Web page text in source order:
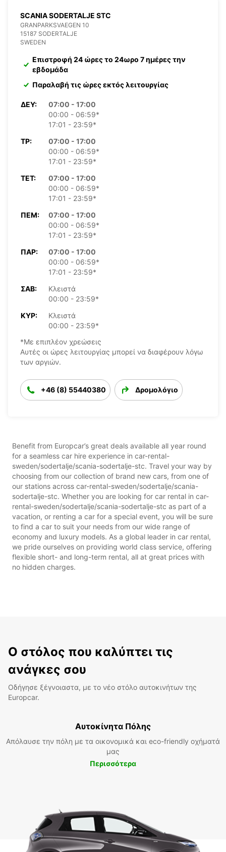
SCANIA SODERTALJE STC
GRANPARKSVAEGEN 10
15187 SODERTALJE
SWEDEN
Επιστροφή 24 ώρες το 24ωρο 7 ημέρες την
εβδομάδα
Παραλαβή τις ώρες εκτός λειτουργίας
ΔΕΥ:
07:00 - 17:00
00:00 - 06:59*
17:01 - 23:59*
ΤΡ:
07:00 - 17:00
00:00 - 06:59*
17:01 - 23:59*
ΤΕΤ:
07:00 - 17:00
00:00 - 06:59*
17:01 - 23:59*
ΠΈΜ:
07:00 - 17:00
00:00 - 06:59*
17:01 - 23:59*
ΠΑΡ:
07:00 - 17:00
00:00 - 06:59*
17:01 - 23:59*
ΣΆΒ:
Κλειστά
00:00 - 23:59*
ΚΥΡ:
Κλειστά
00:00 - 23:59*
*Με επιπλέον χρεώσεις
Αυτές οι ώρες λειτουργίας μπορεί να διαφέρουν λόγω
των αργιών.
+46 (8) 55440380 Δρομολόγιο
Benefit from Europcar’s great deals available all year round
for a seamless car hire experience in car-rental-
sweden/sodertalje/scania-sodertalje-stc. Travel your way by
choosing from our collection of brand new cars, from one of
our stations across car-rental-sweden/sodertalje/scania-
sodertalje-stc. Whether you are looking for car rental in car-
rental-sweden/sodertalje/scania-sodertalje-stc as part of a
vacation, or renting a car for a special event, you will be sure
to find a car to suit your needs from our wide range of
economy and luxury models. As a global leader in car rental,
we pride ourselves on providing world class service, offering
flexible short- and long-term rental, all at great prices with
no hidden charges.
Ο στόλος που καλύπτει τις
ανάγκες σου
Οδήγησε ξέγνοιαστα, με το νέο στόλο αυτοκινήτων της
Europcar.
Αυτοκίνητα Πόλης
Απόλαυσε την πόλη με τα οικονομικά και eco-friendly οχήματά
μας
Περισσότερα